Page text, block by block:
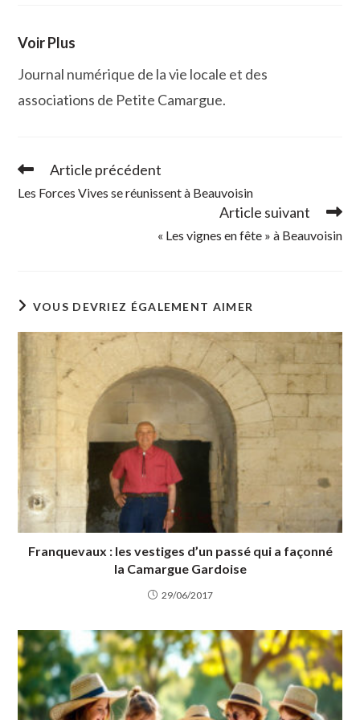
Voir Plus
Journal numérique de la vie locale et des
associations de Petite Camargue.
Read
articles
Article précédent
Les Forces Vives se réunissent à Beauvoisin
Article suivant
« Les vignes en fête » à Beauvoisin
VOUS DEVRIEZ ÉGALEMENT AIMER
Franquevaux : les vestiges d’un passé qui a façonné
la Camargue Gardoise
29/06/2017